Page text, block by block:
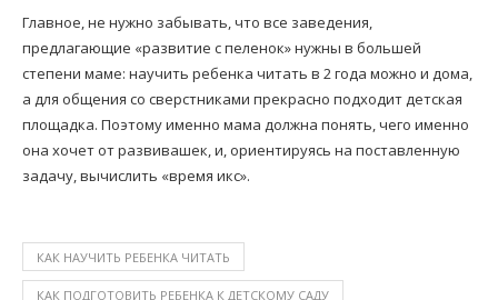
Главное, не нужно забывать, что все заведения,
предлагающие «развитие с пеленок» нужны в большей
степени маме: научить ребенка читать в 2 года можно и дома,
а для общения со сверстниками прекрасно подходит детская
площадка. Поэтому именно мама должна понять, чего именно
она хочет от развивашек, и, ориентируясь на поставленную
задачу, вычислить «время икс».
КАК НАУЧИТЬ РЕБЕНКА ЧИТАТЬ
КАК ПОДГОТОВИТЬ РЕБЕНКА К ДЕТСКОМУ САДУ